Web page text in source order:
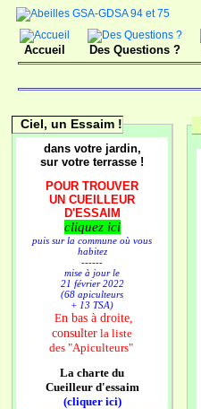
Accueil Des Questions ?
Ciel, un Essaim !
dans votre jardin,
sur votre terrasse !
POUR TROUVER
UN CUEILLEUR
D'ESSAIM
cliquez ici
puis sur la commune où vous
habitez
------
mise à jour le
21 février 2022
(68 apiculteurs
+ 13 TSA)
En bas à droite,
consulter la liste
des "Apiculteurs"
La charte du
Cueilleur d'essaim
(cliquer ici)